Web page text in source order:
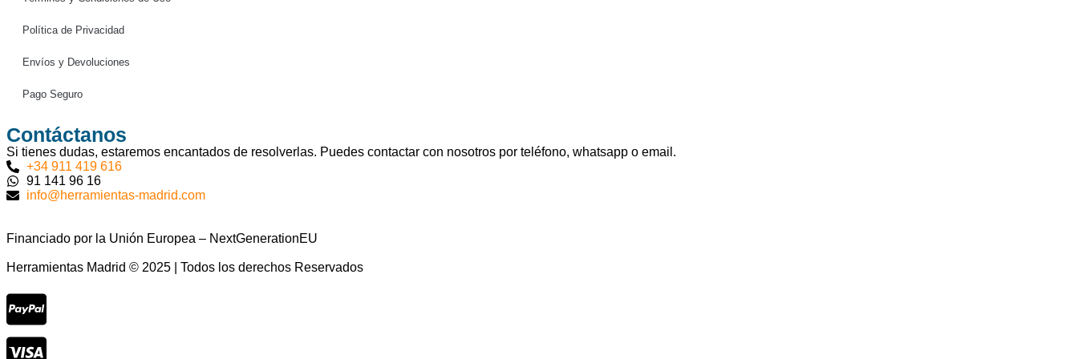
Política de Privacidad
Envíos y Devoluciones
Pago Seguro
Contáctanos
Si tienes dudas, estaremos encantados de resolverlas. Puedes contactar con nosotros por teléfono, whatsapp o email.
+34 911 419 616
91 141 96 16
info@herramientas-madrid.com
Financiado por la Unión Europea – NextGenerationEU
Herramientas Madrid © 2025 | Todos los derechos Reservados